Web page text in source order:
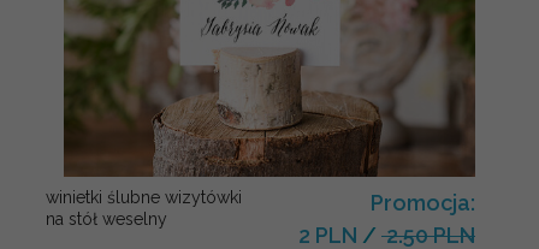
winietki ślubne wizytówki
na stół weselny
Promocja:
2 PLN / 2.50 PLN